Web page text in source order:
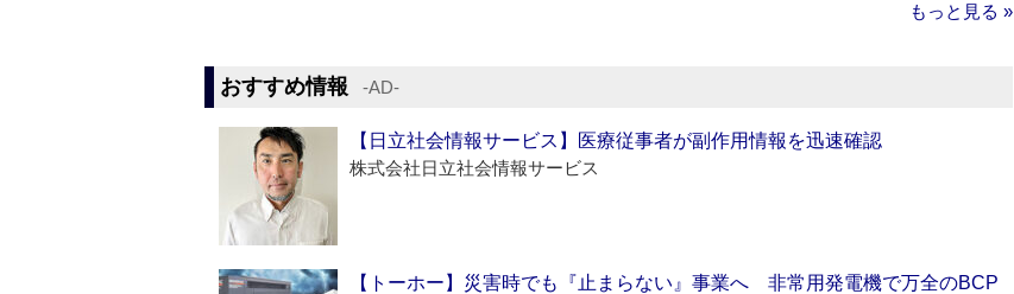
もっと見る »
おすすめ情報 ‐AD‐
【日立社会情報サービス】医療従事者が副作用情報を迅速確認
株式会社日立社会情報サービス
【トーホー】災害時でも『止まらない』事業へ 非常用発電機で万全のBCP